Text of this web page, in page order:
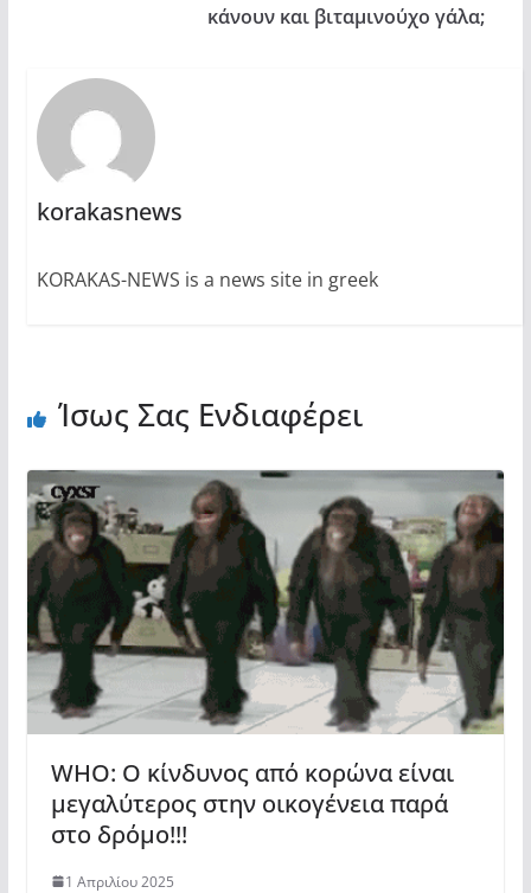
κάνουν και βιταμινούχο γάλα;
korakasnews
KORAKAS-NEWS is a news site in greek
Ίσως Σας Ενδιαφέρει
WHO: Ο κίνδυνος από κορώνα είναι
μεγαλύτερος στην οικογένεια παρά
στο δρόμο!!!
1 Απριλίου 2025